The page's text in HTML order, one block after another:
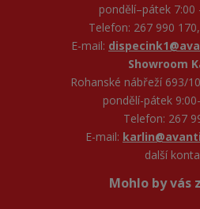
pondělí–pátek 7:00
Telefon: 267 990
E-mail:
Showroom
Rohanské nábřeží 693/
pondělí-pátek
Telefon: 267
E-mail:
další
Mohlo by vás